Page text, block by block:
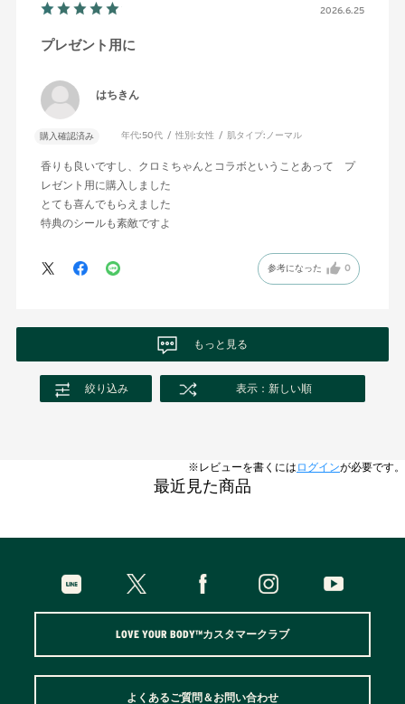
2026.6.25
プレゼント用に
はちきん
購入確認済み 年代: 50代 性別:女性 肌タイプ: ノーマル
香りも良いですし、クロミちゃんとコラボということあって プ
レゼント用に購入しました
とても喜んでもらえました
特典のシールも素敵ですよ
参考になった 0
もっと見る
絞り込み 表示：新しい順
※レビューを書くには ログインが必要です。
最近見た商品
LOVE YOUR BODY™カスタマークラブ
よくあるご質問＆お問い合わせ